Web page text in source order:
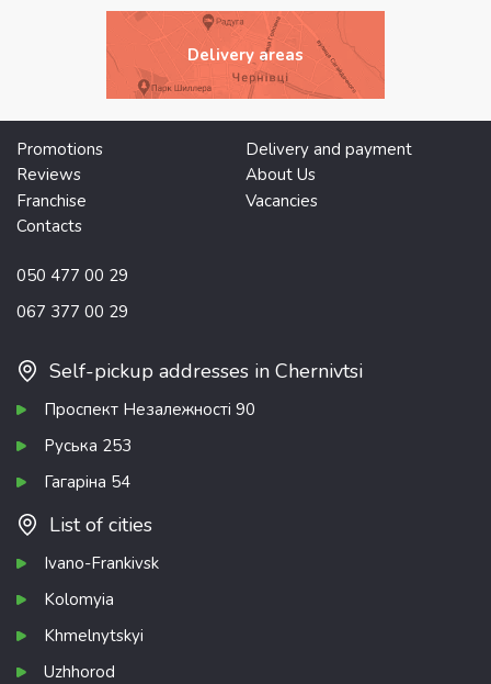
Delivery areas
Promotions
Delivery and payment
Reviews
About Us
Franchise
Vacancies
Contacts
050 477 00 29
067 377 00 29
Self-pickup addresses in Chernivtsi
Проспект Незалежності 90
Руська 253
Гагаріна 54
List of cities
Ivano-Frankivsk
Kolomyia
Khmelnytskyi
Uzhhorod